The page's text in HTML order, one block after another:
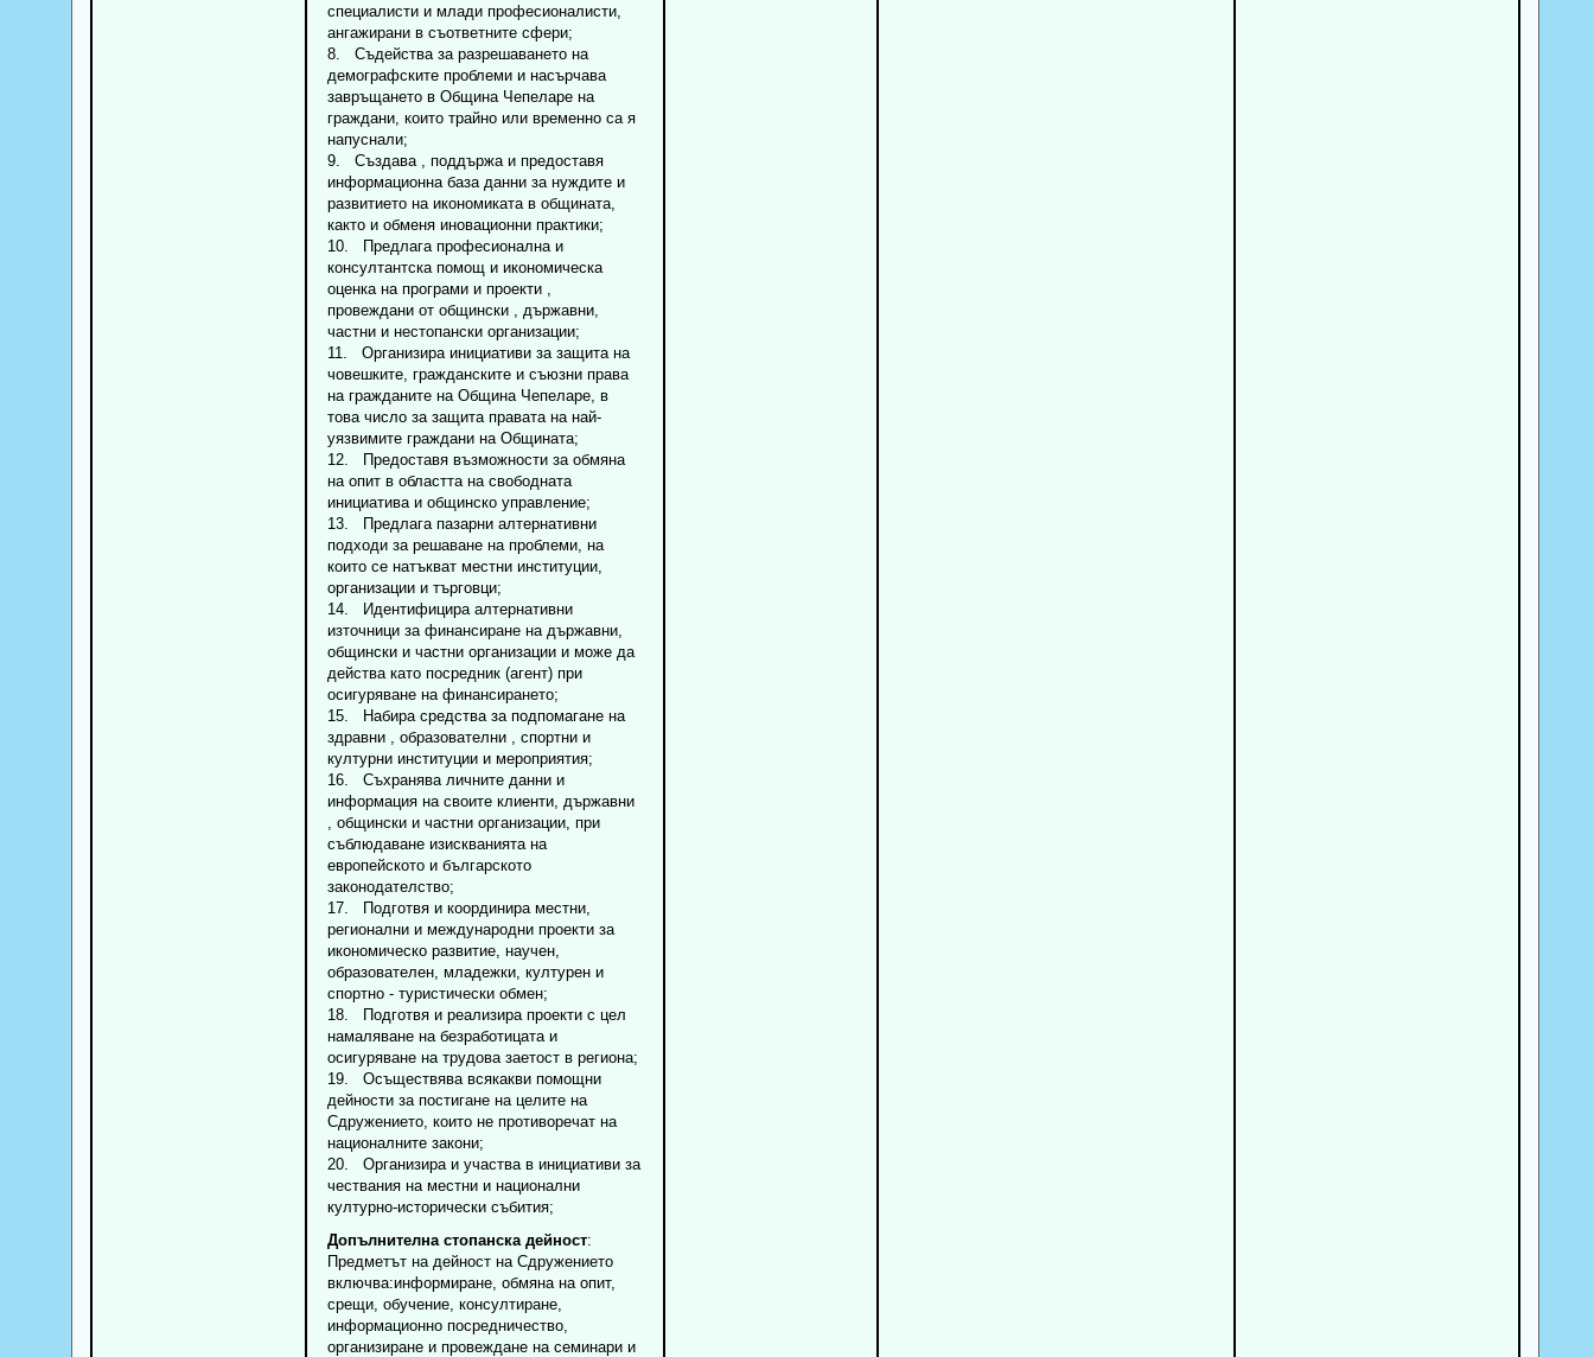
специалисти и млади професионалисти,
ангажирани в съответните сфери;
8. Съдейства за разрешаването на
демографските проблеми и насърчава
завръщането в Община Чепеларе на
граждани, които трайно или временно са я
напуснали;
9. Създава , поддържа и предоставя
информационна база данни за нуждите и
развитието на икономиката в общината,
както и обменя иновационни практики;
10. Предлага професионална и
консултантска помощ и икономическа
оценка на програми и проекти ,
провеждани от общински , държавни,
частни и нестопански организации;
11. Организира инициативи за защита на
човешките, гражданските и съюзни права
на гражданите на Община Чепеларе, в
това число за защита правата на най-
уязвимите граждани на Общината;
12. Предоставя възможности за обмяна
на опит в областта на свободната
инициатива и общинско управление;
13. Предлага пазарни алтернативни
подходи за решаване на проблеми, на
които се натъкват местни институции,
организации и търговци;
14. Идентифицира алтернативни
източници за финансиране на държавни,
общински и частни организации и може да
действа като посредник (агент) при
осигуряване на финансирането;
15. Набира средства за подпомагане на
здравни , образователни , спортни и
културни институции и мероприятия;
16. Съхранява личните данни и
информация на своите клиенти, държавни
, общински и частни организации, при
съблюдаване изискванията на
европейското и българското
законодателство;
17. Подготвя и координира местни,
регионални и международни проекти за
икономическо развитие, научен,
образователен, младежки, културен и
спортно - туристически обмен;
18. Подготвя и реализира проекти с цел
намаляване на безработицата и
осигуряване на трудова заетост в региона;
19. Осъществява всякакви помощни
дейности за постигане на целите на
Сдружението, които не противоречат на
националните закони;
20. Организира и участва в инициативи за
чествания на местни и национални
културно-исторически събития;
Допълнителна стопанска дейност:
Предметът на дейност на Сдружението
включва:информиране, обмяна на опит,
срещи, обучение, консултиране,
информационно посредничество,
организиране и провеждане на семинари и